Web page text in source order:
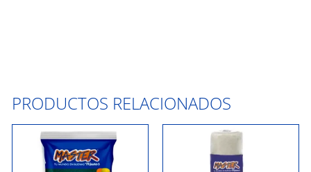
PRODUCTOS RELACIONADOS